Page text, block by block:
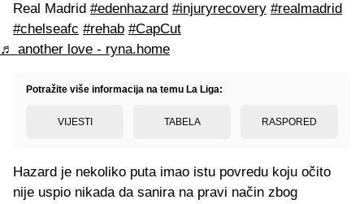
Real Madrid #edenhazard #injuryrecovery #realmadrid
#chelseafc #rehab #CapCut
♬ another love - ryna.home
Potražite više informacija na temu La Liga:
VIJESTI TABELA RASPORED
Hazard je nekoliko puta imao istu povredu koju očito
nije uspio nikada da sanira na pravi način zbog